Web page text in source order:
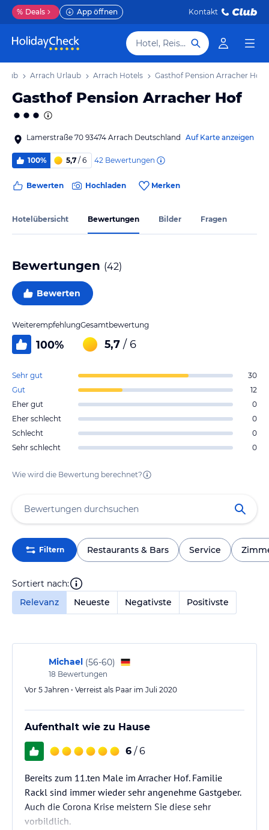
% Deals App öffnen Kontakt
Hotel, Reiseziel
Arrach Urlaub Arrach Hotels Gasthof Pension Arracher Hof
Gasthof Pension Arracher Hof
Lamerstraße 70 93474 Arrach Deutschland Auf Karte anzeigen
100% 5,7 / 6 42 Bewertungen
Bewerten Hochladen Merken
Hotelübersicht Bewertungen Bilder Fragen
Bewertungen (42)
Bewerten
Weiterempfehlung
100%
Gesamtbewertung
5,7 / 6
Sehr gut
30
Gut
12
Eher gut
0
Eher schlecht
0
Schlecht
0
Sehr schlecht
0
Wie wird die Bewertung berechnet?
Filtern Restaurants & Bars Service
Sortiert nach:
Relevanz
Neueste Negativste Positivste
Michael (56-60)
18 Bewertungen
Vor 5 Jahren • Verreist als Paar im Juli 2020
Aufenthalt wie zu Hause
6 / 6
Bereits zum 11.ten Male im Arracher Hof. Familie
Rackl sind immer wieder sehr angenehme Gastgeber.
Auch die Corona Krise meistern Sie diese sehr
vorbildlich.